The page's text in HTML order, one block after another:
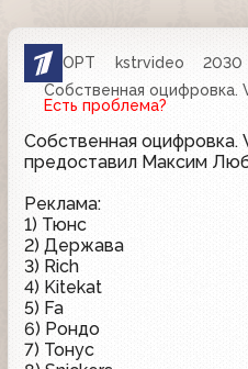
ОРТ kstrvideo 2030
Собственная оцифровка.
Есть проблема?
Собственная оцифровка.
предоставил Максим
Реклама:
1) Тюнс
2) Держава
3) Rich
4) Kitekat
5) Fa
6) Рондо
7) Тонус